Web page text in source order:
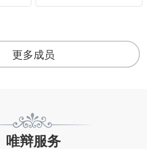
更多成员
唯辩服务